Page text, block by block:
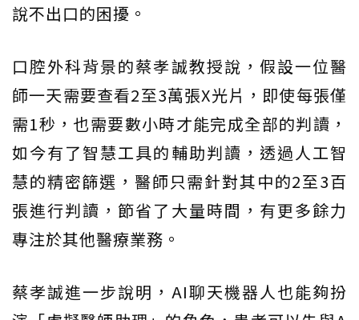
說不出口的困擾。
口腔外科背景的蔡孝誠教授說，假設一位醫
師一天需要查看2至3萬張X光片，即使每張僅
需1秒，也需要數小時才能完成全部的判讀，
如今有了智慧工具的輔助判讀，透過人工智
慧的精密篩選，醫師只需針對其中的2至3百
張進行判讀，節省了大量時間，有更多餘力
專注於其他醫療業務。
蔡孝誠進一步說明，AI聊天機器人也能夠扮